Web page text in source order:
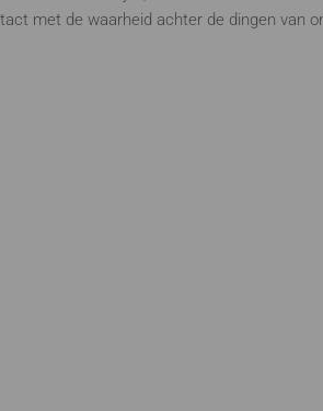
met de waarheid achter de dingen van